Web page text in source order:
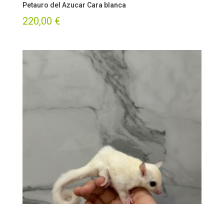
Petauro del Azucar Cara blanca
220,00 €